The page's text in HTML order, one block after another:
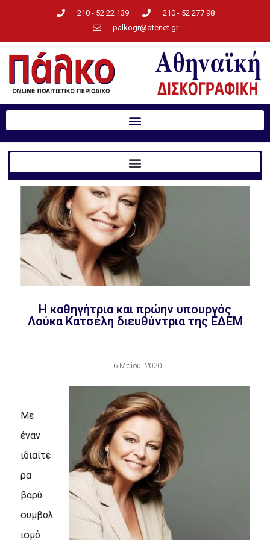
210 - 52 22 139
210 - 52 277 98
palkogr@otenet.gr
Η καθηγήτρια και πρώην υπουργός
Λούκα Κατσέλη διευθύντρια της ΕΔΕΜ
6 Μαΐου, 2020
Με
έναν
ιδιαίτε
ρα
βαρύ
συμβολ
ισμό